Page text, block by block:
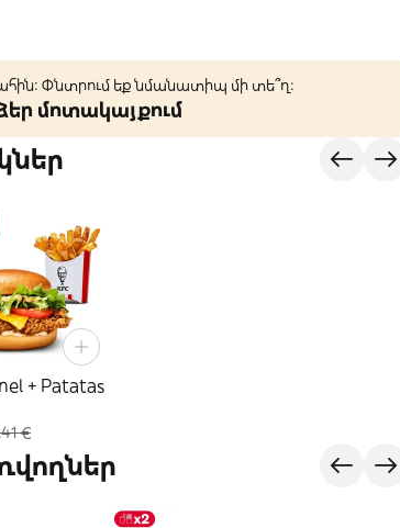
Փնտրում եք նմանատիպ մի տե՞ղ։
մոտակայքում
+ Patatas
€